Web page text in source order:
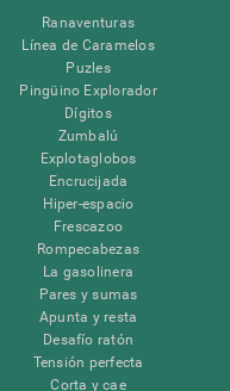
Ranaventuras
Línea de Caramelos
Puzles
Pingüino Explorador
Dígitos
Zumbalú
Explotaglobos
Encrucijada
Hiper-espacio
Frescazoo
Rompecabezas
La gasolinera
Pares y sumas
Apunta y resta
Desafío ratón
Tensión perfecta
Corta y cae